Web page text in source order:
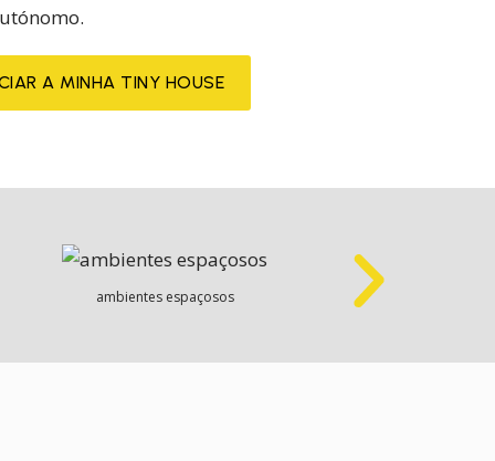
A MINHA TINY HOUSE
ambientes espaçosos